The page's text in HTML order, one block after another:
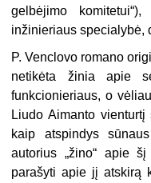
gelbėjimo
inžinieriaus specialybė,
P. Venclovo romano
netikėta žinia apie
funkcionieriaus, o
Liudo Aimanto
kaip atspindys
autorius „žino“ apie
parašyti apie jį atskirą